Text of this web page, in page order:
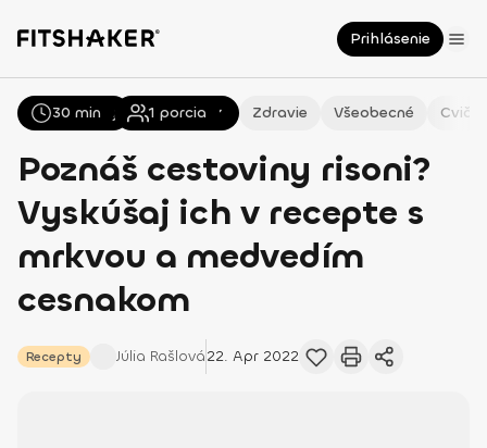
Prihlásenie
Všetky Recepty Zdravie Všeobecné
Poznáš cestoviny risoni?
Vyskúšaj ich v recepte s
mrkvou a medvedím
cesnakom
Recepty Júlia Rašlová22. Apr 2022
30 min 1 porcia